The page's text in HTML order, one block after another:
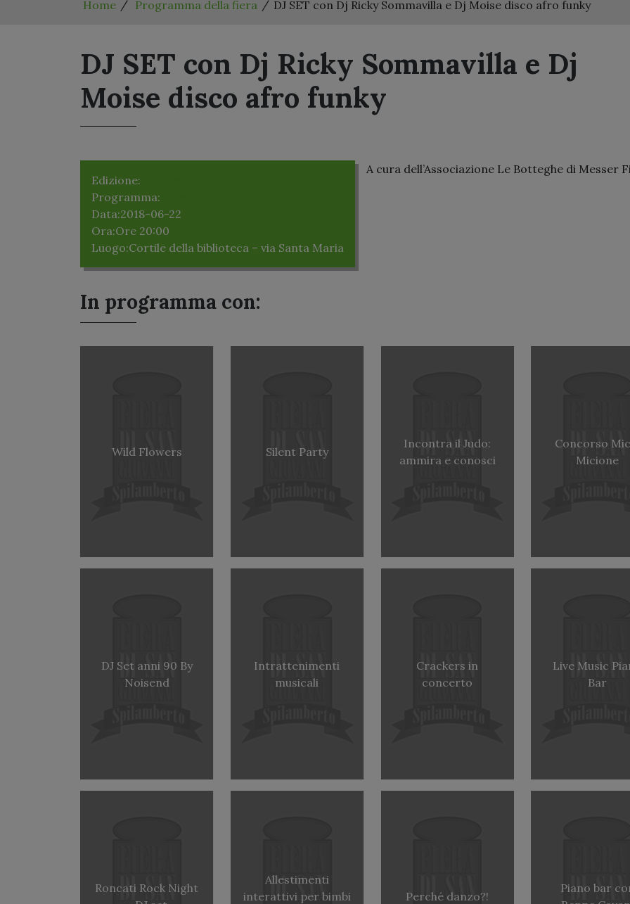
Home Programma della fiera DJ SET con Dj Ricky Sommavilla e Dj Moise disco afro funky
DJ SET con Dj Ricky Sommavilla e Dj
Moise disco afro funky
Edizione:
Programma:
Data:2018-06-22
Ora:Ore 20:00
Luogo:Cortile della biblioteca – via Santa Maria
A cura dell’Associazione Le Botteghe di Messer
In programma con:
Wild Flowers Silent Party
Incontra il Judo:
ammira e conosci
Concorso
Micione
DJ Set anni 90 By
Noisend
Intrattenimenti
musicali
Crackers in
concerto
Live Music
Bar
Roncati Rock Night
Allestimenti
interattivi per bimbi
Perché danzo?!
Piano bar